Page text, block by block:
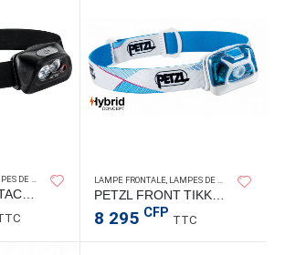
DE PLONGÉE
PETZL FRONT TACTIKKA+ BLK 350L
LAMPE FRONTALE LAMPES DE PLONGÉE
PETZL FRONT TIKKA BLANC 300L
8 295 CFP TTC